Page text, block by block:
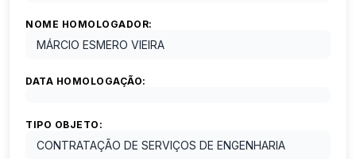
NOME HOMOLOGADOR:
MÁRCIO ESMERO VIEIRA
DATA HOMOLOGAÇÃO:
TIPO OBJETO:
CONTRATAÇÃO DE SERVIÇOS DE ENGENHARIA